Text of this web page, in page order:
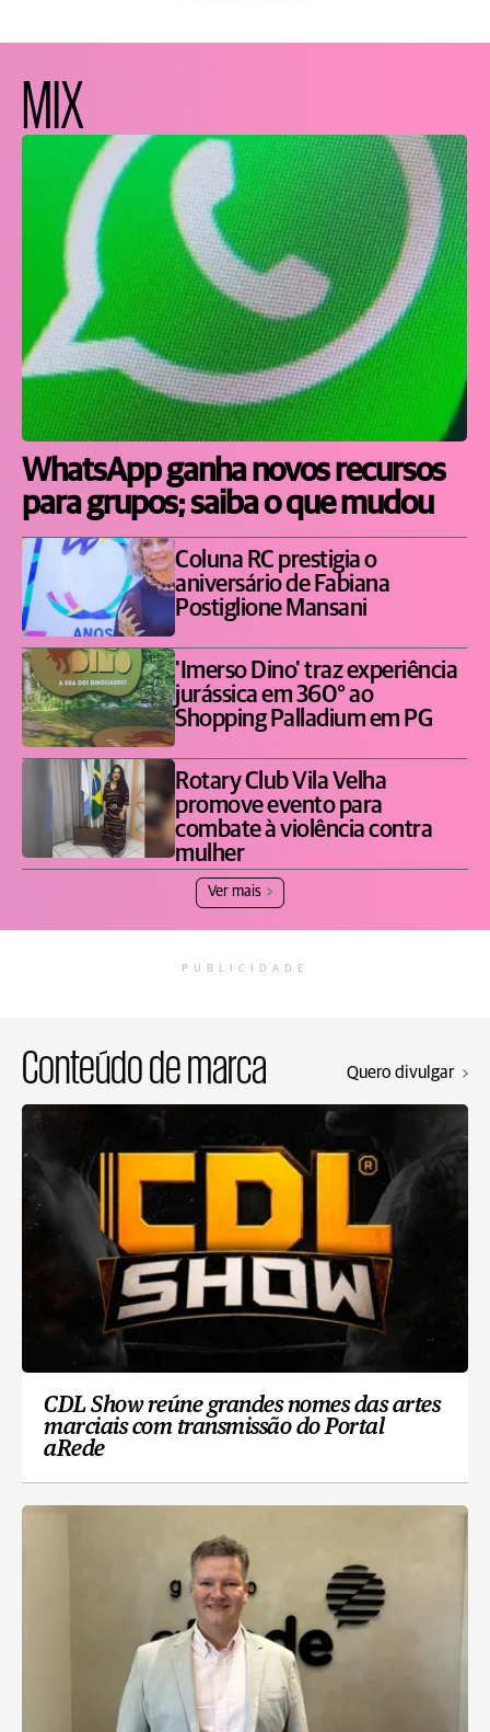
MIX
WhatsApp ganha novos recursos
para grupos; saiba o que mudou
Coluna RC prestigia o
aniversário de Fabiana
Postiglione Mansani
'Imerso Dino' traz experiência
jurássica em 360° ao
Shopping Palladium em PG
Rotary Club Vila Velha
promove evento para
combate à violência contra
mulher
Ver mais
PUBLICIDADE
Conteúdo de marca Quero divulgar
CDL Show reúne grandes nomes das artes
marciais com transmissão do Portal
aRede